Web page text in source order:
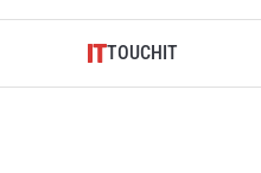
TOUCHIT